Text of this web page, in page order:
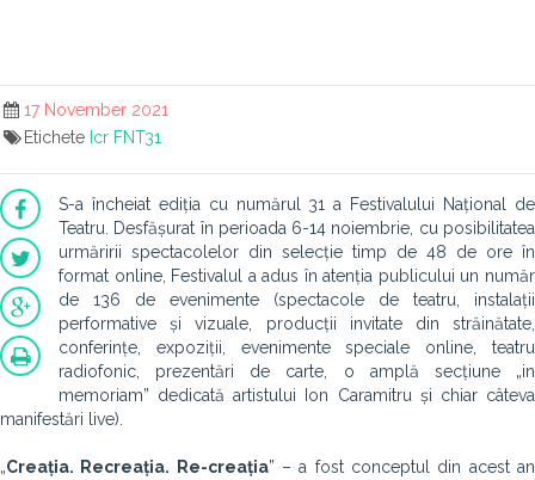
17 November 2021
Etichete Icr FNT31
S-a încheiat ediția cu numărul 31 a Festivalului Național de
Teatru. Desfășurat în perioada 6-14 noiembrie, cu posibilitatea
urmăririi spectacolelor din selecție timp de 48 de ore în
format online, Festivalul a adus în atenția publicului un număr
de 136 de evenimente (spectacole de teatru, instalații
performative și vizuale, producții invitate din străinătate,
conferințe, expoziții, evenimente speciale online, teatru
radiofonic, prezentări de carte, o amplă secțiune „in
memoriam” dedicată artistului Ion Caramitru și chiar câteva
manifestări live).
„Creația. Recreația. Re-creația” – a fost conceptul din acest an